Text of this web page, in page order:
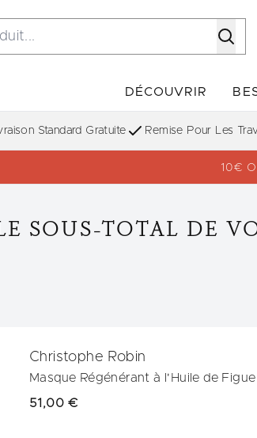
DÉCOUVRIR
Standard Gratuite Remise Pour Les
10€
SOUS-TOTAL DE
Christophe Robin
Masque Régénérant à l'Huile de
51,00 €